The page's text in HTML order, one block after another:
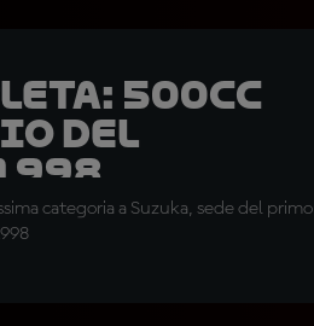
500cc
del
categoria a Suzuka, sede del primo